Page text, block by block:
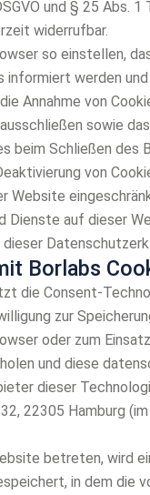
und § 25 Abs. 1
widerrufbar.
so einstellen,
informiert werden und
Annahme von
sowie
beim Schließen des
von
Website
Dienste auf dieser
Borlabs
die Consent-
zur
oder zum
und diese
dieser
22305 Hamburg
betreten, wird
in dem die